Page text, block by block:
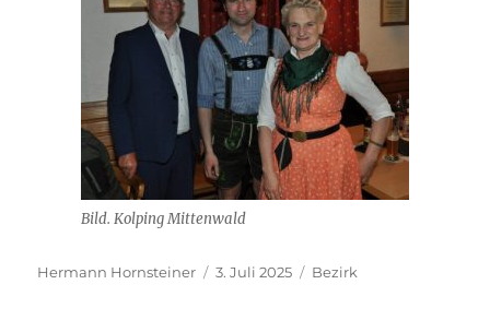
Bild. Kolping Mittenwald
Autor
Hermann Hornsteiner
Veröffentlicht
3. Juli 2025 Kategorien
Bezirk